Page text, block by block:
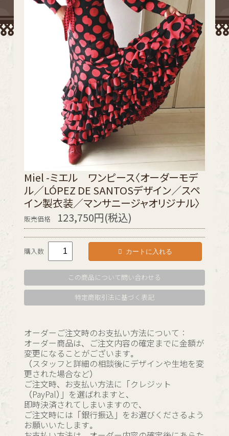
Miel -ミエル ワンピース〈オーダーモデ
ル／LÓPEZ DE SANTOSデザイン／スペ
イン製衣装／マンサニージャオリジナル〉
販売価格 123,750円(税込)
購入数 カートに入れる
この商品について問い合わせる
特定商取引法に基づく表記
オーダーご注文時のお支払い方法について：
オーダー商品は、ご注文内容の確定までに金額が
変更になることがございます。
（スタッフと詳細の相談後にデザインや生地を変
更された場合など）
ご注文時、お支払い方法に「クレジット
（PayPal）」を選ばれますと、
即時決済されてしまいますので、
ご注文時には「銀行振込」をお選びくださるよう
お願いいたします。